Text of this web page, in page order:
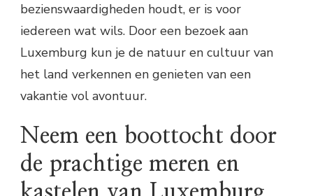
bezienswaardigheden houdt, er is voor
iedereen wat wils. Door een bezoek aan
Luxemburg kun je de natuur en cultuur van
het land verkennen en genieten van een
vakantie vol avontuur.
Neem een boottocht door
de prachtige meren en